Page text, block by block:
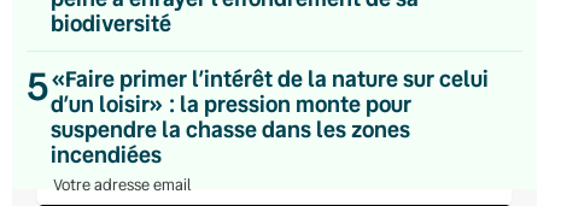
biodiversité
5«Faire primer l’intérêt de la nature sur celui
d’un loisir» : la pression monte pour
suspendre la chasse dans les zones
incendiées
Hebdomadaire
Le samedi
Chaleurs Actuelles
Une fois par mois
C’était Mieux Après
Occasionnelle